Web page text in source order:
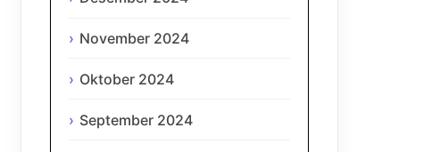
November 2024
Oktober 2024
September 2024